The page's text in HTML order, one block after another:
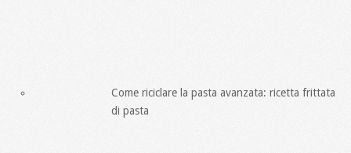
Come riciclare la pasta avanzata: ricetta frittata
di pasta